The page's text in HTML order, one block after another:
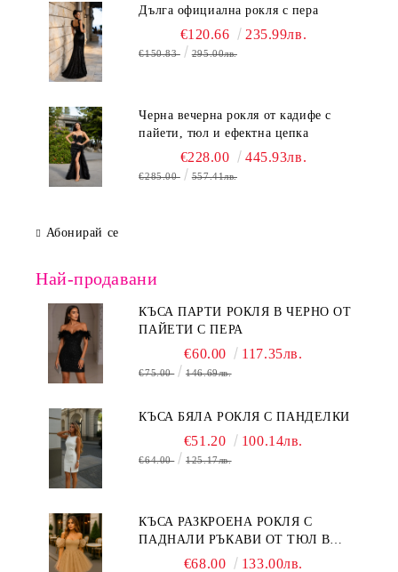
Дълга официална рокля с пера
€120.66 235.99лв.
€150.83 295.00лв.
Черна вечерна рокля от кадифе с
пайети, тюл и ефектна цепка
€228.00 445.93лв.
€285.00 557.41лв.
Абонирай се
Най-продавани
КЪСА ПАРТИ РОКЛЯ В ЧЕРНО ОТ
ПАЙЕТИ С ПЕРА
€60.00 117.35лв.
€75.00 146.69лв.
КЪСА БЯЛА РОКЛЯ С ПАНДЕЛКИ
€51.20 100.14лв.
€64.00 125.17лв.
КЪСА РАЗКРОЕНА РОКЛЯ С
ПАДНАЛИ РЪКАВИ ОТ ТЮЛ В
БЕЖОВО€68.00 133.00лв.